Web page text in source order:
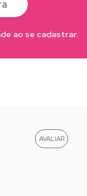
ao se cadastrar.